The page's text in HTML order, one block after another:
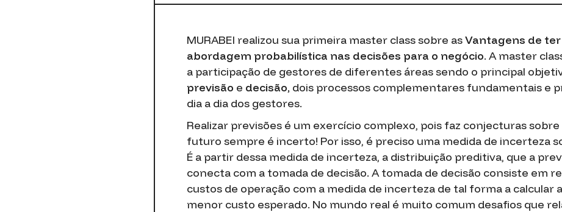
MURABEI realizou sua primeira master classsobre asVantagens de
abordagem probabilística nas decisões para o negócio. A master
a participação de gestores de diferentes áreas sendo o principal
previsão e decisão, dois processos complementares fundamentais e
dia a dia dos gestores.
Realizar previsões é um exercício complexo, pois faz conjecturas
futuro sempre é incerto! Por isso, é preciso uma medida de incerteza
É a partir dessa medida de incerteza, a distribuição preditiva, que a
conecta com a tomada de decisão. A tomada de decisão consiste em
custos de operação com a medida de incerteza de tal forma a calcular
menor custo esperado. No mundo real é muito comum desafios que